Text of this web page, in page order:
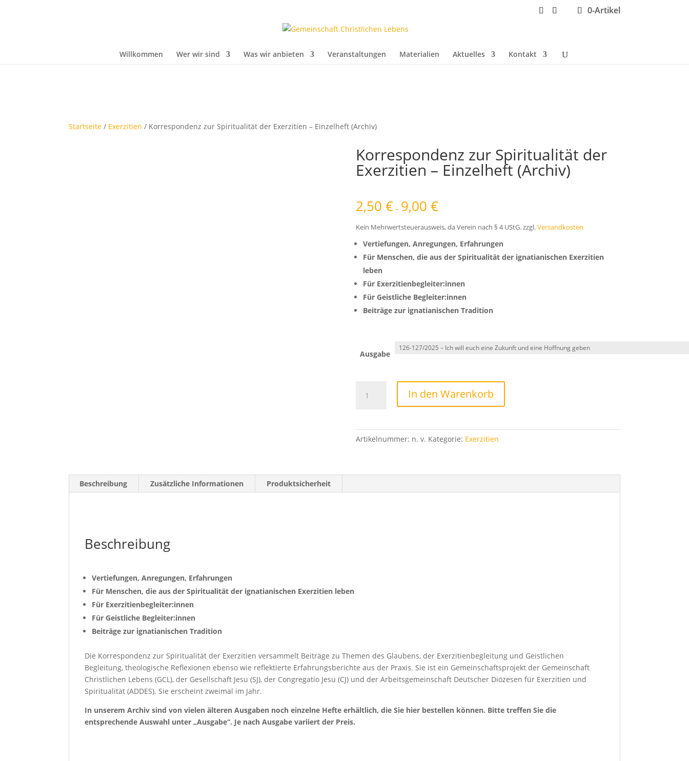
0-Artikel
Willkommen Wer wir sind Was wir anbieten Veranstaltungen Materialien Aktuelles Kontakt
Startseite / Exerzitien / Korrespondenz zur Spiritualität der Exerzitien – Einzelheft (Archiv)
Korrespondenz zur Spiritualität der
Exerzitien – Einzelheft (Archiv)
2,50 €– 9,00 €
Kein Mehrwertsteuerausweis, da Verein nach § 4 UStG. zzgl.Versandkosten
Vertiefungen, Anregungen, Erfahrungen
Für Menschen, die aus der Spiritualität der ignatianischen Exerzitien
leben
Für Exerzitienbegleiter:innen
Für Geistliche Begleiter:innen
Beiträge zur ignatianischen Tradition
Ausgabe
Exerzitien
In den Warenkorb
Artikelnummer: n. v. Kategorie: Exerzitien
Beschreibung Zusätzliche Informationen Produktsicherheit
Beschreibung
Vertiefungen, Anregungen, Erfahrungen
Für Menschen, die aus der Spiritualität der ignatianischen Exerzitien leben
Für Exerzitienbegleiter:innen
Für Geistliche Begleiter:innen
Beiträge zur ignatianischen Tradition
Die Korrespondenz zur Spiritualität der Exerzitien versammelt Beiträge zu Themen des Glaubens, der Exerzitienbegleitung und Geistlichen
Begleitung, theologische Reflexionen ebenso wie reflektierte Erfahrungsberichte aus der Praxis. Sie ist ein Gemeinschaftsprojekt der Gemeinschaft
Christlichen Lebens (GCL), der Gesellschaft Jesu (SJ), der Congregatio Jesu (CJ) und der Arbeitsgemeinschaft Deutscher Diözesen für Exerzitien und
Spiritualität (ADDES). Sie erscheint zweimal im Jahr.
In unserem Archiv sind von vielen älteren Ausgaben noch einzelne Hefte erhältlich, die Sie hier bestellen können. Bitte treffen Sie die
entsprechende Auswahl unter „Ausgabe“. Je nach Ausgabe variiert der Preis.